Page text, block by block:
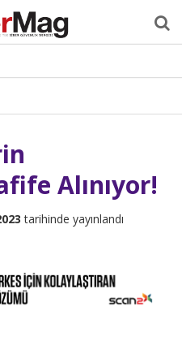
Editörden
Gelenler
İletişim
Alınıyor!
tarihinde yayınlandı